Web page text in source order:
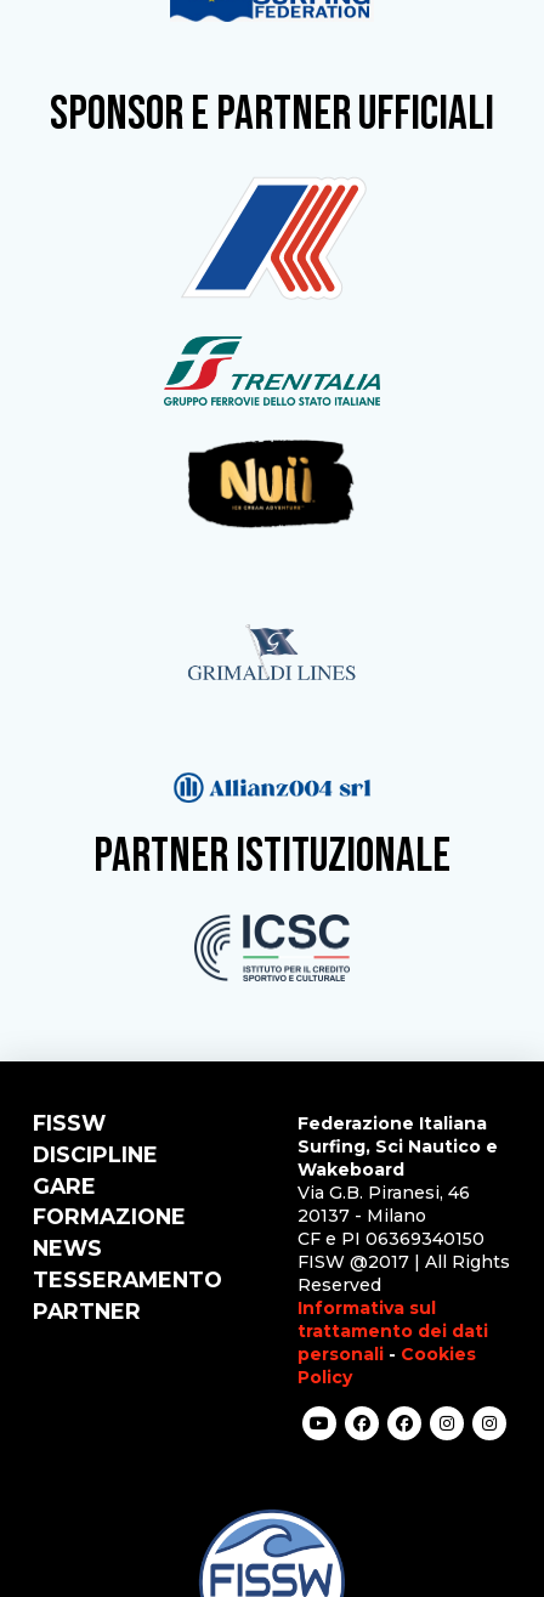
SPONSOR e partner ufficiali
partner istituzionale
FISSW
DISCIPLINE
GARE
FORMAZIONE
NEWS
TESSERAMENTO
PARTNER
Federazione Italiana
Surfing, Sci Nautico e
Wakeboard
Via G.B. Piranesi, 46
20137 - Milano
CF e PI 06369340150
FISW @2017 | All Rights
Reserved
Informativa sul
trattamento dei dati
personali - Cookies
Policy